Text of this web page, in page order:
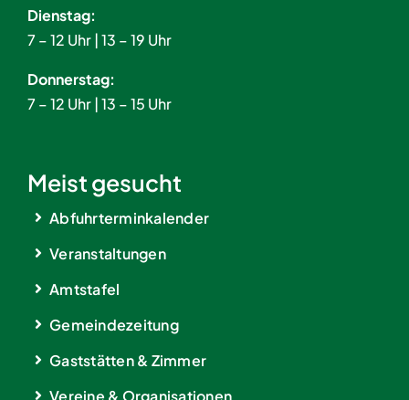
Dienstag:
7 – 12 Uhr | 13 – 19 Uhr
Donnerstag:
7 – 12 Uhr | 13 – 15 Uhr
Meist gesucht
Abfuhrterminkalender
Veranstaltungen
Amtstafel
Gemeindezeitung
Gaststätten & Zimmer